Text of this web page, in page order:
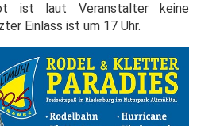
ist laut Veranstalter keine
Einlass ist um 17 Uhr.